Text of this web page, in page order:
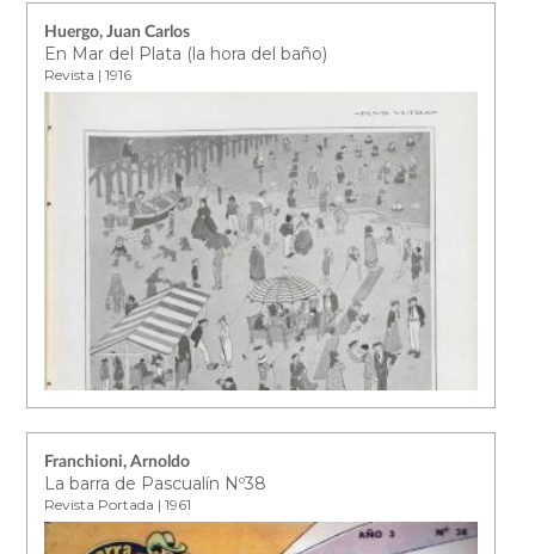
Huergo, Juan Carlos
En Mar del Plata (la hora del baño)
Revista | 1916
Franchioni, Arnoldo
La barra de Pascualín Nº38
Revista Portada | 1961